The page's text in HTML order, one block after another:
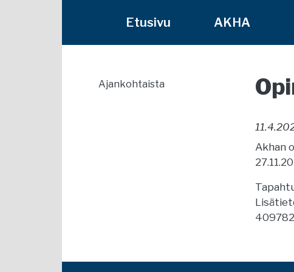
Etusivu AKHA
Ajankohtaista
Akhan